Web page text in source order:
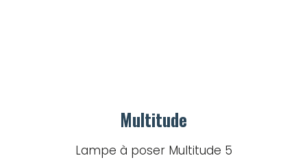
Multitude
Lampe à poser Multitude 5